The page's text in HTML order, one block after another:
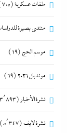
ملفات عسكرية(705)
منتدى بصيرة
موسم الحج (19)
مونديال 2026 (69)
نشرة الأخبار (3٬893)
نشرة لايف (5٬347)